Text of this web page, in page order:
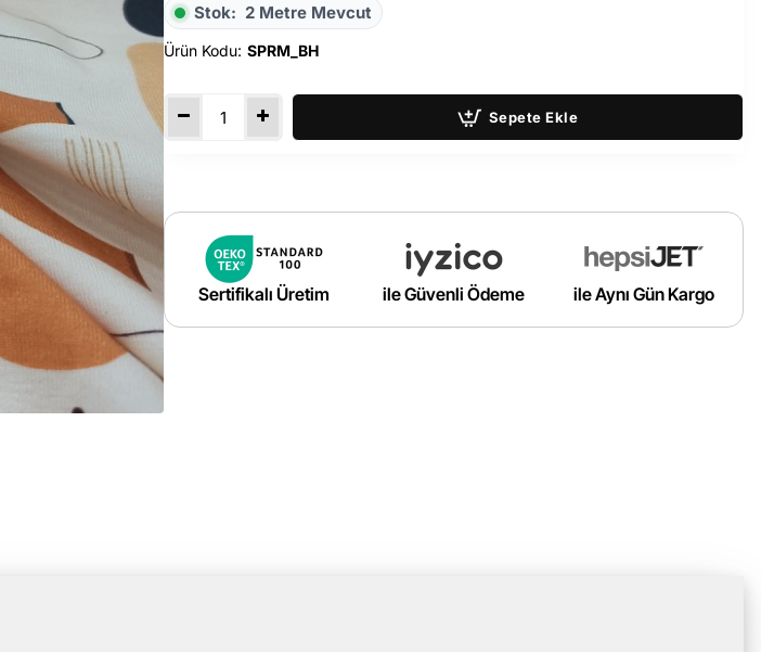
Stok: 2 Metre Mevcut
Ürün Kodu: SPRM_BH
Sepete Ekle
Sertifikalı Üretim ile Güvenli Ödeme ile Aynı Gün Kargo